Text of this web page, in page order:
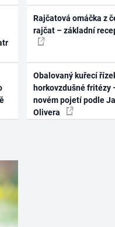
Rajčatová omáčka z
rajčat – základní
Obalovaný kuřecí
horkovzdušné fritézy
novém pojetí podle
Olivera